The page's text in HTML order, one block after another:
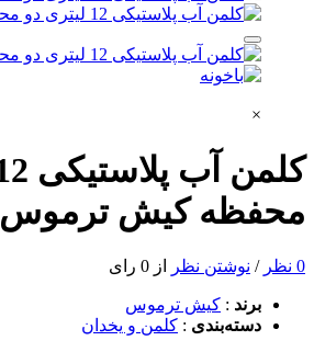
×
محفظه کیش ترموس
0 نظر / نوشتن نظر از 0 رای
برند : کیش ترموس
دسته‌بندی : کلمن و یخدان